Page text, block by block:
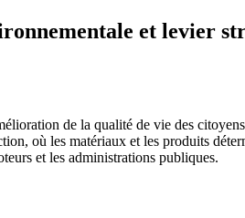
et levier
de la qualité de vie des
où les matériaux et les produits
et les administrations publiques.